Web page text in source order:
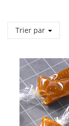
Trier par